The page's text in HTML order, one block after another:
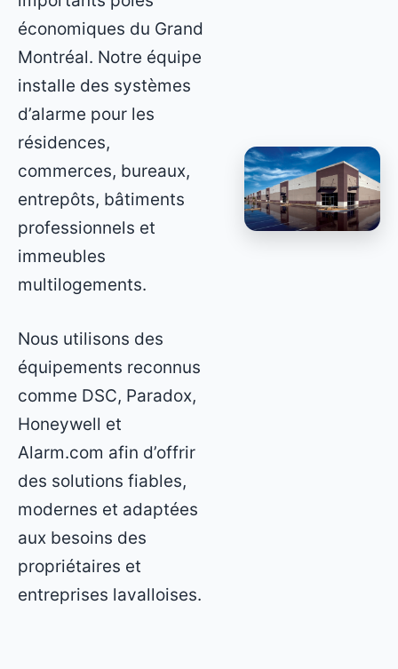
économiques du Grand
Montréal. Notre équipe
installe des systèmes
d’alarme pour les
résidences,
commerces, bureaux,
entrepôts, bâtiments
professionnels et
immeubles
multilogements.
Nous utilisons des
équipements reconnus
comme DSC, Paradox,
Honeywell et
Alarm.com afin d’offrir
des solutions fiables,
modernes et adaptées
aux besoins des
propriétaires et
entreprises lavalloises.